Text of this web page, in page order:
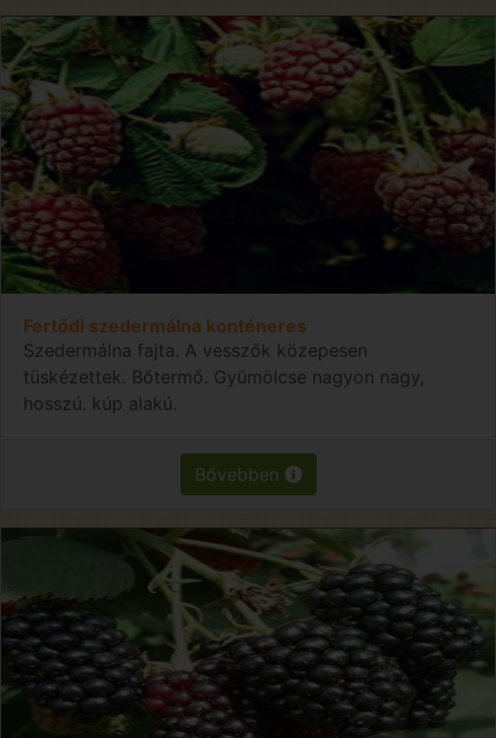
Fertődi szedermálna konténeres
Szedermálna fajta. A vesszők közepesen
tüskézettek. Bőtermő. Gyümölcse nagyon nagy,
hosszú. kúp alakú.
Bővebben